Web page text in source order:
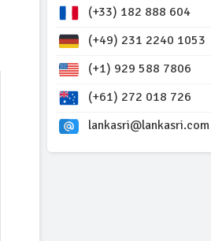
(+33) 182 888 604
(+49) 231 2240 1053
(+1) 929 588 7806
(+61) 272 018 726
lankasri@lankasri.com